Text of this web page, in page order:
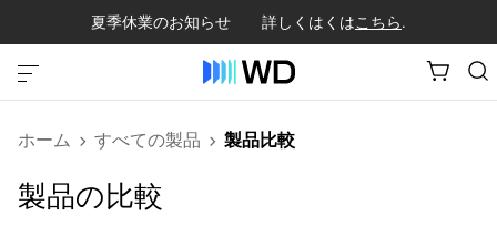
夏季休業のお知らせ 詳しくはくはこちら.
ホーム すべての製品 製品比較
製品の比較